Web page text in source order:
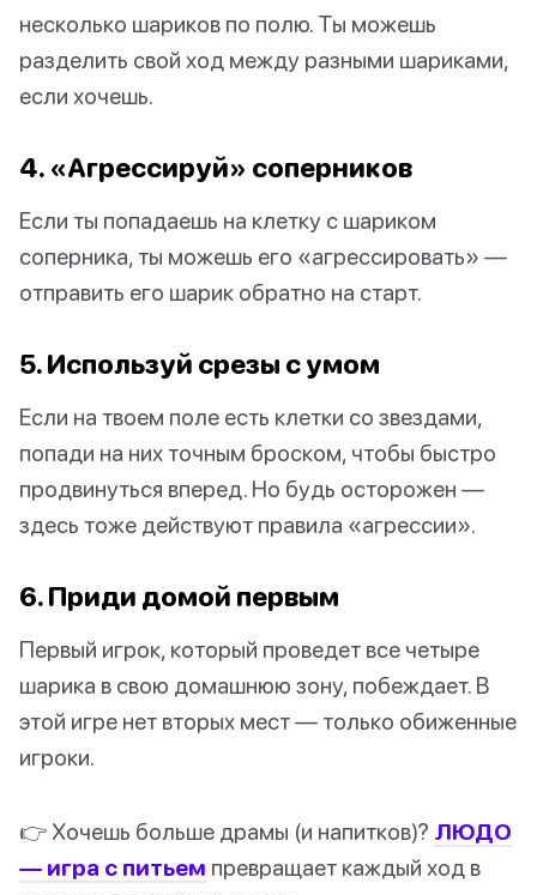
несколько шариков по полю. Ты можешь
разделить свой ход между разными шариками,
если хочешь.
4. «Агрессируй» соперников
Если ты попадаешь на клетку с шариком
соперника, ты можешь его «агрессировать» —
отправить его шарик обратно на старт.
5. Используй срезы с умом
Если на твоем поле есть клетки со звездами,
попади на них точным броском, чтобы быстро
продвинуться вперед. Но будь осторожен —
здесь тоже действуют правила «агрессии».
6. Приди домой первым
Первый игрок, который проведет все четыре
шарика в свою домашнюю зону, побеждает. В
этой игре нет вторых мест — только обиженные
игроки.
👉 Хочешь больше драмы (и напитков)? ЛЮДО
— игра с питьем превращает каждый ход в